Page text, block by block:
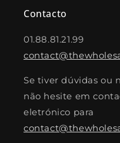
Contacto
01.88.81.21.99
Se tiver dúvidas ou
não hesite em
eletrónico para